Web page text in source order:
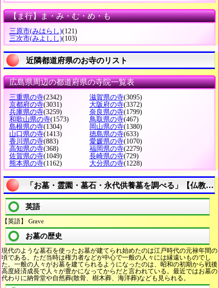
【ま行】ま・み・む・め・も
三原市(みはらし)(121)
三次市(みよしし)(103)
近隣都道府県のお寺のリスト
広島県周辺の都道府県の寺院一覧表
三重県の寺(2342) 滋賀県の寺(3095)
京都府の寺(3031) 大阪府の寺(3372)
兵庫県の寺(3259) 奈良県の寺(1799)
和歌山県の寺(1573) 鳥取県の寺(467)
島根県の寺(1304) 岡山県の寺(1380)
山口県の寺(1413) 徳島県の寺(633)
香川県の寺(883) 愛媛県の寺(1070)
高知県の寺(368) 福岡県の寺(2279)
佐賀県の寺(1049) 長崎県の寺(729)
熊本県の寺(1162) 大分県の寺(1228)
「お墓・霊園・墓石・永代供養墓を調べる」【仏教語
英語
【英語】 Grave
お墓の歴史
現代のような墓石を使ったお墓が建てられ始めたのは江戸時代の元禄年間の
頃である。ただ当時は権力者などが中心で一般の人々には縁遠いものでし
た。一般の人々がお墓を建てられるようになったのは、昭和の初期から戦後
高度経済成長で人々が豊かになってからだと言われている。最近ではお墓の
代わりに納骨堂や自然葬(散骨、樹木葬、海洋葬)なども見られる。